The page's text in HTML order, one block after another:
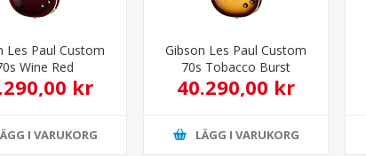
Les Paul Custom
Wine Red
kr
I VARUKORG
Gibson Les Paul Custom
70s Tobacco Burst
40.290,00 kr
LÄGG I VARUKORG